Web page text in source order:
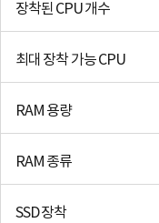
장착된 CPU 개수
최대 장착 가능 CPU
RAM 용량
RAM 종류
SSD 장착